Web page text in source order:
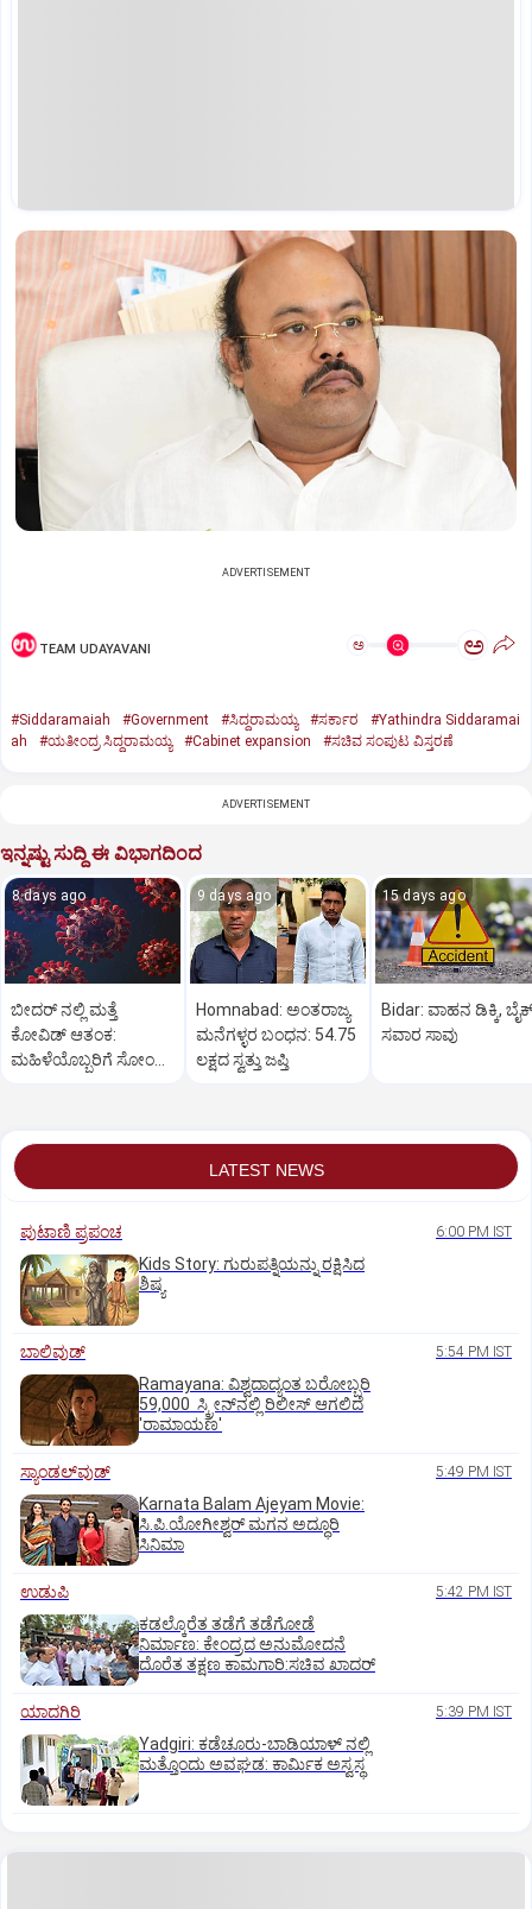
ADVERTISEMENT
TEAM UDAYAVANI ಅ ಅ
#Siddaramaiah #Government #ಸಿದ್ದರಾಮಯ್ಯ #ಸರ್ಕಾರ
#Yathindra Siddaramai
ah
#ಯತೀಂದ್ರ ಸಿದ್ದರಾಮಯ್ಯ #Cabinet expansion #ಸಚಿವ ಸಂಪುಟ ವಿಸ್ತರಣೆ
ADVERTISEMENT
ಇನ್ನಷ್ಟು ಸುದ್ದಿ ಈ ವಿಭಾಗದಿಂದ
8 days ago
ಬೀದರ್ ನಲ್ಲಿ ಮತ್ತೆ
ಕೋವಿಡ್‌ ಆತಂಕ:
ಮಹಿಳೆಯೊಬ್ಬರಿಗೆ ಸೋಂಕು
9 days ago
Homnabad: ಅಂತರಾಜ್ಯ
ಮನೆಗಳ್ಳರ ಬಂಧನ: 54.75
ಲಕ್ಷದ ಸ್ವತ್ತು ಜಪ್ತಿ
15 days ago
Bidar: ವಾಹನ ಡಿಕ್ಕಿ,
ಸವಾರ ಸಾವು
LATEST NEWS
ಪುಟಾಣಿ ಪ್ರಪಂಚ 6:00 PM IST
Kids Story: ಗುರುಪತ್ನಿಯನ್ನು ರಕ್ಷಿಸಿದ
ಶಿಷ್ಯ
ಬಾಲಿವುಡ್‌ 5:54 PM IST
Ramayana: ವಿಶ್ವದಾದ್ಯಂತ ಬರೋಬ್ಬರಿ
59,000 ಸ್ಕ್ರೀನ್‌ನಲ್ಲಿ ರಿಲೀಸ್‌ ಆಗಲಿದೆ
'ರಾಮಾಯಣ'
ಸ್ಯಾಂಡಲ್‌ವುಡ್‌ 5:49 PM IST
Karnata Balam Ajeyam Movie:
ಸಿ.ಪಿ.ಯೋಗೀಶ್ವರ್‌ ಮಗನ ಅದ್ಧೂರಿ
ಸಿನಿಮಾ
ಉಡುಪಿ 5:42 PM IST
ಕಡಲ್ಕೊರೆತ ತಡೆಗೆ ತಡೆಗೋಡೆ
ನಿರ್ಮಾಣ: ಕೇಂದ್ರದ ಅನುಮೋದನೆ
ದೊರೆತ ತಕ್ಷಣ ಕಾಮಗಾರಿ:ಸಚಿವ ಖಾದರ್
ಯಾದಗಿರಿ 5:39 PM IST
Yadgiri: ಕಡೆಚೂರು-ಬಾಡಿಯಾಳ್ ನಲ್ಲಿ
ಮತ್ತೊಂದು ಅವಘಡ: ಕಾರ್ಮಿಕ ಅಸ್ವಸ್ಥ